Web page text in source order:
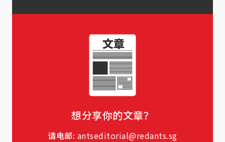
想分享你的文章？
请电邮: antseditorial@redants.sg